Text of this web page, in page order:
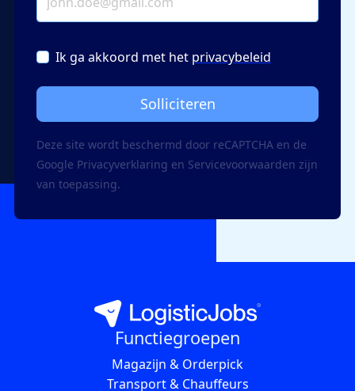
Ik ga akkoord met het privacybeleid
Solliciteren
Deze site wordt beschermd door reCAPTCHA en de
Google Privacy­verklaring en Servicevoorwaarden zijn
van toepassing.
Functiegroepen
Magazijn & Orderpick
Transport & Chauffeurs